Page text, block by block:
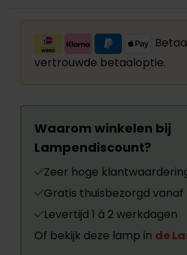
vertrouwde betaaloptie.
Waarom winkelen bij
Lampendiscount?
Zeer hoge
Gratis thuisbezorgd
Levertijd 1 à 2 werkdagen
Of bekijk deze lamp in de